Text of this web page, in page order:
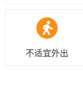
不适宜外出